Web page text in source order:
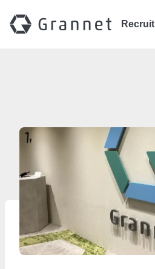
Recruit